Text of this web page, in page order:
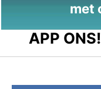
met
APP ONS!